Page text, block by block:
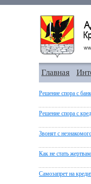
Главная
Решение спора с
Решение спора с
Звонят с
Как не стать
Самозапрет на